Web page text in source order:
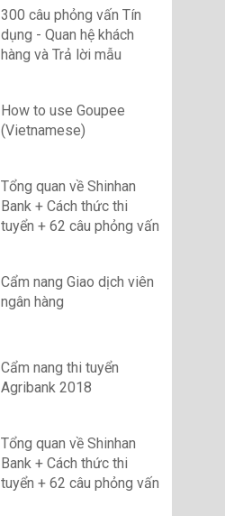
300 câu phỏng vấn Tín
dụng - Quan hệ khách
hàng và Trả lời mẫu
How to use Goupee
(Vietnamese)
Tổng quan về Shinhan
Bank + Cách thức thi
tuyển + 62 câu phỏng vấn
Cẩm nang Giao dịch viên
ngân hàng
Cẩm nang thi tuyển
Agribank 2018
Tổng quan về Shinhan
Bank + Cách thức thi
tuyển + 62 câu phỏng vấn